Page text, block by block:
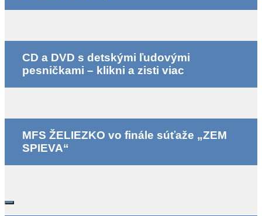
CD a DVD s detskými ľudovými
pesničkami – klikni a zisti viac
MFS ŽELIEZKO vo finále súťaže „ZEM
SPIEVA“